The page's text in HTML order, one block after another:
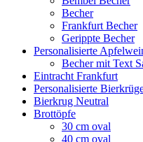
Becher
Frankfurt Becher
Gerippte Becher
Personalisierte
Becher mit Text
Eintracht Frankfurt
Personalisierte
Bierkrug Neutral
Brottöpfe
30 cm oval
40 cm oval